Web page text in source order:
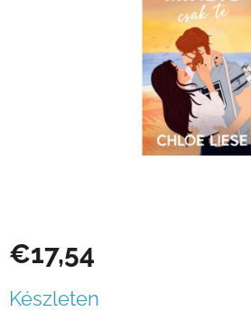
€17,54
Készleten